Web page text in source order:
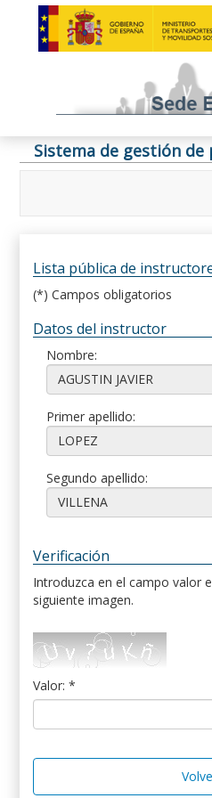
Sistema de gestión
Lista pública de
(*) Campos obligatorios
Datos del instructor
Nombre:
Primer apellido:
Segundo apellido:
Verificación
Introduzca en el campo valor
siguiente imagen.
Valor: *